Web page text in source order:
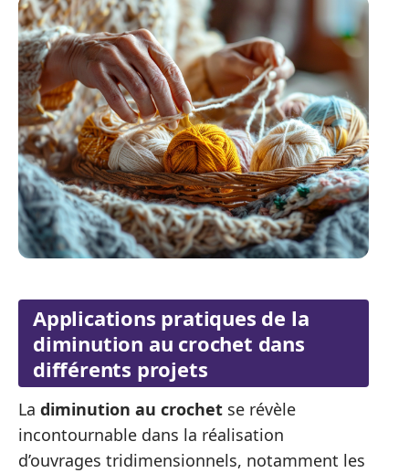
Applications pratiques de la
diminution au crochet dans
différents projets
La diminution au crochet se révèle
incontournable dans la réalisation
d’ouvrages tridimensionnels, notamment les